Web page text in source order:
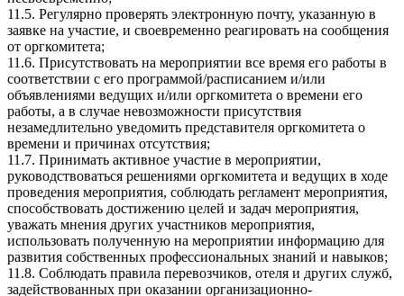
11.5. Регулярно проверять электронную почту, указанную в
заявке на участие, и своевременно реагировать на сообщения
от оргкомитета;
11.6. Присутствовать на мероприятии все время его работы в
соответствии с его программой/расписанием и/или
объявлениями ведущих и/или оргкомитета о времени его
работы, а в случае невозможности присутствия
незамедлительно уведомить представителя оргкомитета о
времени и причинах отсутствия;
11.7. Принимать активное участие в мероприятии,
руководствоваться решениями оргкомитета и ведущих в ходе
проведения мероприятия, соблюдать регламент мероприятия,
способствовать достижению целей и задач мероприятия,
уважать мнения других участников мероприятия,
использовать полученную на мероприятии информацию для
развития собственных профессиональных знаний и навыков;
11.8. Соблюдать правила перевозчиков, отеля и других служб,
задействованных при оказании организационно-